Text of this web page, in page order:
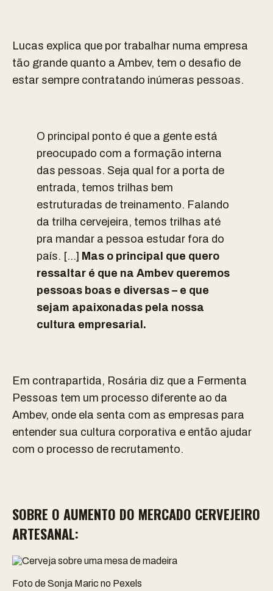
Lucas explica que por trabalhar numa empresa
tão grande quanto a Ambev, tem o desafio de
estar sempre contratando inúmeras pessoas.
O principal ponto é que a gente está
preocupado com a formação interna
das pessoas. Seja qual for a porta de
entrada, temos trilhas bem
estruturadas de treinamento. Falando
da trilha cervejeira, temos trilhas até
pra mandar a pessoa estudar fora do
país. […] Mas o principal que quero
ressaltar é que na Ambev queremos
pessoas boas e diversas – e que
sejam apaixonadas pela nossa
cultura empresarial.
Em contrapartida, Rosária diz que a Fermenta
Pessoas tem um processo diferente ao da
Ambev, onde ela senta com as empresas para
entender sua cultura corporativa e então ajudar
com o processo de recrutamento.
SOBRE O AUMENTO DO MERCADO CERVEJEIRO
ARTESANAL:
Foto de Sonja Maric no Pexels